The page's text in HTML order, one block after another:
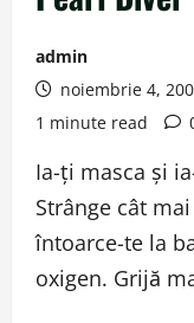
admin
noiembrie 4,
1 minute read
Ia-ţi masca şi
Strânge cât
întoarce-te la
oxigen. Grijă